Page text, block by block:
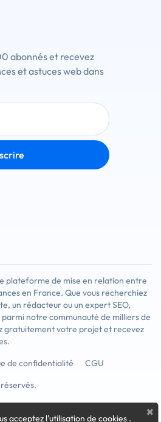
abonnés et recevez
et astuces web dans
plateforme de mise en relation entre
en France. Que vous recherchiez
un rédacteur ou un expert SEO,
notre communauté de milliers de
gratuitement votre projet et recevez
de confidentialité
CGU
×
acceptez l'utilisation de cookies .